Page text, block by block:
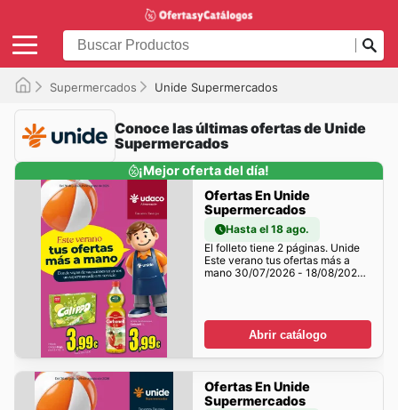
Supermercados Unide Supermercados
Conoce las últimas ofertas de Unide
Supermercados
¡Mejor oferta del día!
Ofertas En Unide
Supermercados
Hasta el 18 ago.
El folleto tiene 2 páginas. Unide
Este verano tus ofertas más a
mano 30/07/2026 - 18/08/2026
Abrir catálogo
Ofertas En Unide
Supermercados